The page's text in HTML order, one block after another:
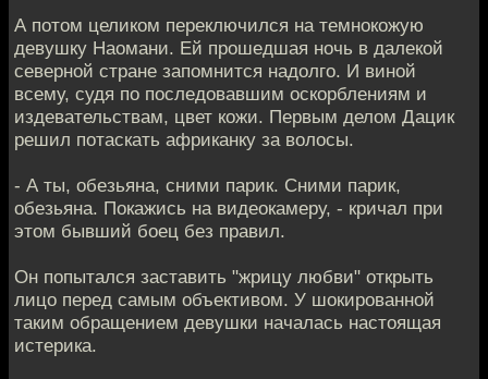
А потом целиком переключился на темнокожую
девушку Наомани. Ей прошедшая ночь в далекой
северной стране запомнится надолго. И виной
всему, судя по последовавшим оскорблениям и
издевательствам, цвет кожи. Первым делом Дацик
решил потаскать африканку за волосы.
- А ты, обезьяна, сними парик. Сними парик,
обезьяна. Покажись на видеокамеру, - кричал при
этом бывший боец без правил.
Он попытался заставить "жрицу любви" открыть
лицо перед самым объективом. У шокированной
таким обращением девушки началась настоящая
истерика.